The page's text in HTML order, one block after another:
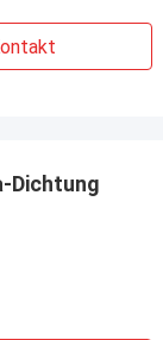
Dichtung